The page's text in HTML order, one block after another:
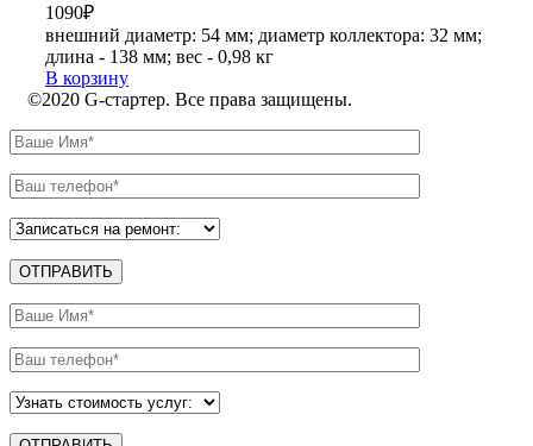
1090₽
внешний диаметр: 54 мм; диаметр коллектора: 32 мм;
длина - 138 мм; вес - 0,98 кг
В корзину
©2020 G-стартер. Все права защищены.